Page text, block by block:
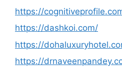
https://
https://dashkoi.com/
https://
https://